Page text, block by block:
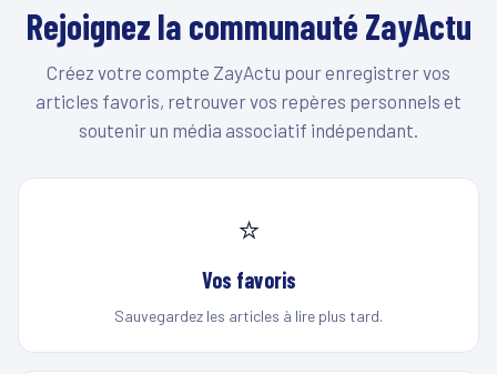
Rejoignez la communauté ZayActu
Créez votre compte ZayActu pour enregistrer vos
articles favoris, retrouver vos repères personnels et
soutenir un média associatif indépendant.
⭐
Vos favoris
Sauvegardez les articles à lire plus tard.